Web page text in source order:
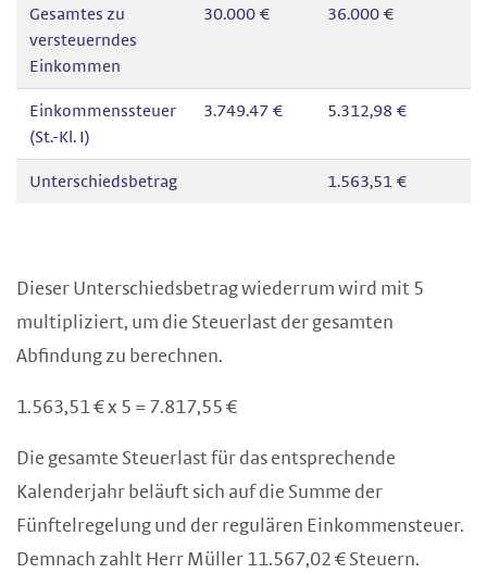
Gesamtes zu
versteuerndes
Einkommen
30.000 € 36.000 €
Einkommenssteuer
(St.-Kl. I)
3.749.47 € 5.312,98 €
Unterschiedsbetrag 1.563,51 €
Dieser Unterschiedsbetrag wiederrum wird mit 5
multipliziert, um die Steuerlast der gesamten
Abfindung zu berechnen.
1.563,51 € x 5 = 7.817,55 €
Die gesamte Steuerlast für das entsprechende
Kalenderjahr beläuft sich auf die Summe der
Fünftelregelung und der regulären Einkommensteuer.
Demnach zahlt Herr Müller 11.567,02 € Steuern.